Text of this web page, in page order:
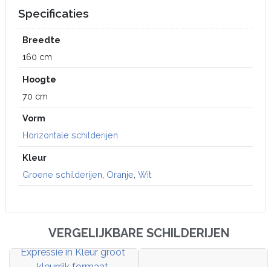
Specificaties
Breedte
160 cm
Hoogte
70 cm
Vorm
Horizontale schilderijen
Kleur
Groene schilderijen Oranje ,Wit
VERGELIJKBARE SCHILDERIJEN